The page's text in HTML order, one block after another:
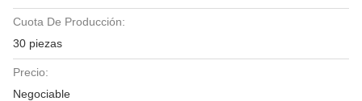
Cuota De Producción:
30 piezas
Precio:
Negociable